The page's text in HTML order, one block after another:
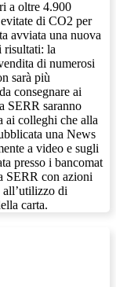
a oltre 4.900
di CO2 per
avviata una nuova
risultati: la
di numerosi
sarà più
consegnare ai
SERR saranno
ai colleghi che alla
una News
a video e sugli
presso i bancomat
SERR con azioni
di
carta.